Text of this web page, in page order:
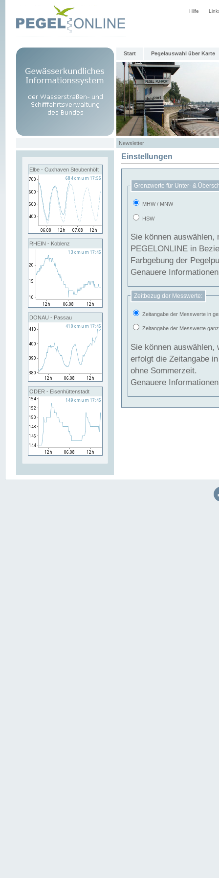
Hilfe
Start Pegelauswahl über Karte
Newsletter
Elbe - Cuxhaven Steubenhöft
RHEIN - Koblenz
DONAU - Passau
ODER - Eisenhüttenstadt
Einstellungen
Grenzwerte für Unter- &
MHW / MNW
HSW
Sie können
PEGELONLINE in Beziehung
Farbgebung der
Genauere
Zeitbezug der Messwerte:
Zeitangabe der Messwerte in
Zeitangabe der Messwerte
Sie können auswählen,
erfolgt die Zeitangabe
ohne Sommerzeit.
Genauere